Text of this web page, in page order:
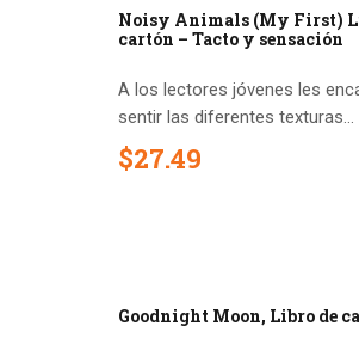
Noisy Animals (My First)
cartón – Tacto y sensación
A los lectores jóvenes les
sentir las diferentes texturas...
$27.49
Goodnight Moon, Libro de